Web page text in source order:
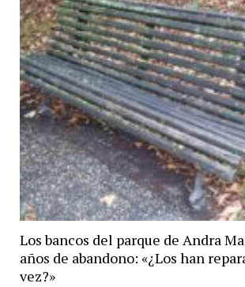
Los bancos del parque de Andra
años de abandono: «¿Los han
vez?»